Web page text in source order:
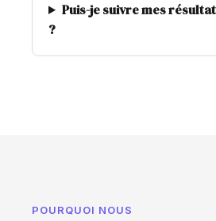
Puis-je suivre mes
?
POURQUOI NOUS